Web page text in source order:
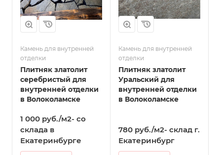
Камень для внутренней
отделки
Плитняк златолит
серебристый для
внутренней отделки
в Волоколамске
1 000 руб./м2- со
склада в
Екатеринбурге
Камень для внутренней
отделки
Плитняк златолит
Уральский для
внутренней отделки
в Волоколамске
780 руб./м2- склад г.
Екатеринбург